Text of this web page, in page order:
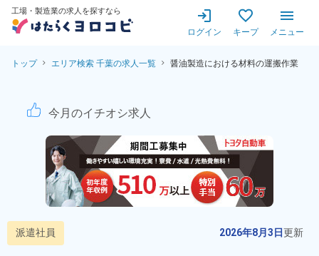
工場・製造業の求人を探すなら
ログイン キープ メニュー
トップ エリア検索 千葉の求人一覧 醤油製造における材料の運搬作業
醤油製造における材料の運
今月のイチオシ求人
派遣社員 2026年8月3日更新